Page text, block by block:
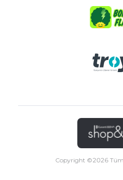
Copyright ©2026Tüm